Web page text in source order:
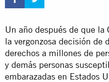
Un año después de que la
la vergonzosa decisión de
derechos a millones de
y demás personas
embarazadas en Estados